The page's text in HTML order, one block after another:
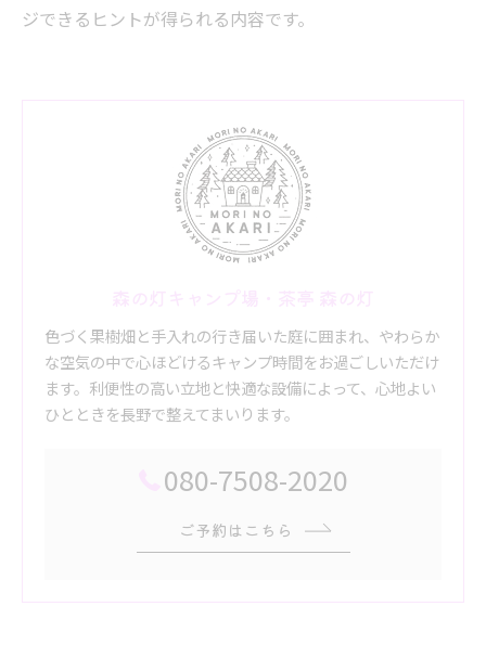
ジできるヒントが得られる内容です。
色づく果樹畑と手入れの行き届いた庭に囲まれ、やわらか
な空気の中で心ほどけるキャンプ時間をお過ごしいただけ
ます。利便性の高い立地と快適な設備によって、心地よい
ひとときを長野で整えてまいります。
080-7508-2020
ご予約はこちら